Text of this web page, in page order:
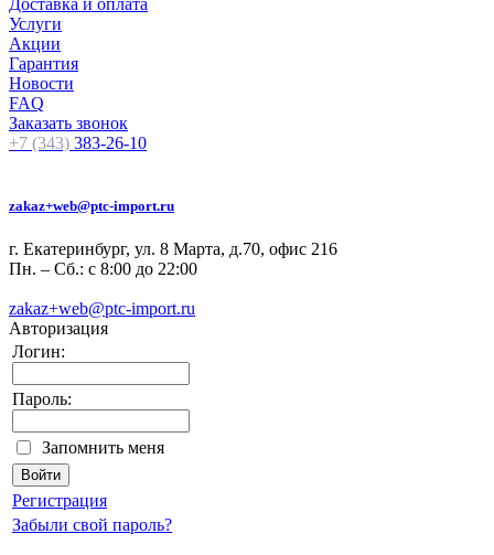
Доставка и оплата
Услуги
Акции
Гарантия
Новости
FAQ
Заказать звонок
+7 (343) 383-26-10
zakaz+web@ptc-import.ru
г. Екатеринбург, ул. 8 Марта, д.70, офис 216
Пн. – Сб.: с 8:00 до 22:00
zakaz+web@ptc-import.ru
Авторизация
Логин:
Пароль:
Запомнить меня
Регистрация
Забыли свой пароль?